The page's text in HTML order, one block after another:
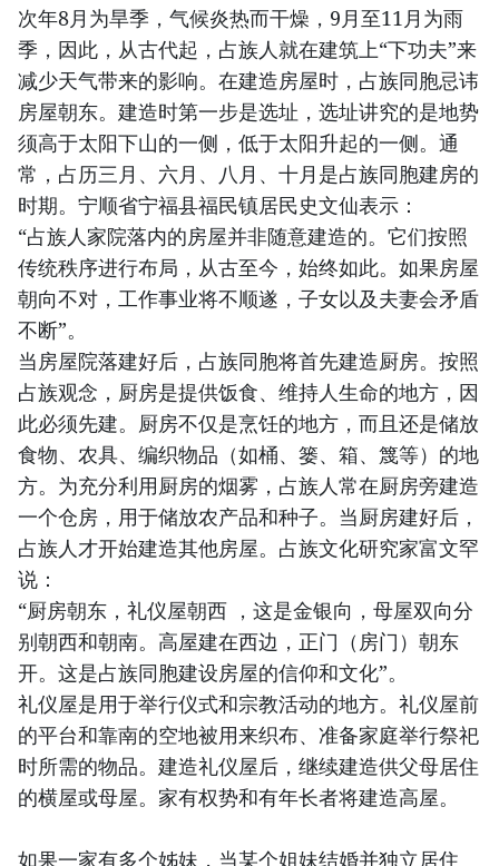
次年8月为旱季，气候炎热而干燥，9月至11月为雨
季，因此，从古代起，占族人就在建筑上“下功夫”来
减少天气带来的影响。在建造房屋时，占族同胞忌讳
房屋朝东。建造时第一步是选址，选址讲究的是地势
须高于太阳下山的一侧，低于太阳升起的一侧。通
常，占历三月、六月、八月、十月是占族同胞建房的
时期。宁顺省宁福县福民镇居民史文仙表示：
“占族人家院落内的房屋并非随意建造的。它们按照
传统秩序进行布局，从古至今，始终如此。如果房屋
朝向不对，工作事业将不顺遂，子女以及夫妻会矛盾
不断”。
当房屋院落建好后，占族同胞将首先建造厨房。按照
占族观念，厨房是提供饭食、维持人生命的地方，因
此必须先建。厨房不仅是烹饪的地方，而且还是储放
食物、农具、编织物品（如桶、篓、箱、篾等）的地
方。为充分利用厨房的烟雾，占族人常在厨房旁建造
一个仓房，用于储放农产品和种子。当厨房建好后，
占族人才开始建造其他房屋。占族文化研究家富文罕
说：
“厨房朝东，礼仪屋朝西 ，这是金银向，母屋双向分
别朝西和朝南。高屋建在西边，正门（房门）朝东
开。这是占族同胞建设房屋的信仰和文化”。
礼仪屋是用于举行仪式和宗教活动的地方。礼仪屋前
的平台和靠南的空地被用来织布、准备家庭举行祭祀
时所需的物品。建造礼仪屋后，继续建造供父母居住
的横屋或母屋。家有权势和有年长者将建造高屋。
如果一家有多个姊妹，当某个姐妹结婚并独立居住